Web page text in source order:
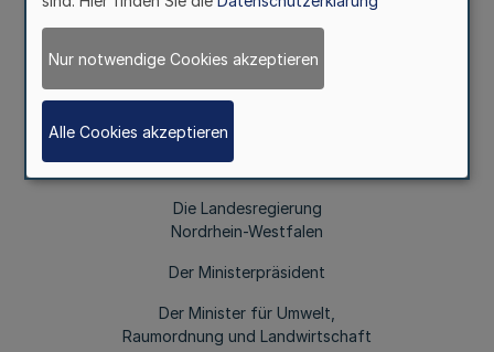
Kraft. Über die Erfahrungen mit dieser Verordnung ist der
Landesregierung bis zum 31. Dezember 2009 zu berichten.
Die Landesregierung
Nordrhein-Westfalen
Der Ministerpräsident
Der Minister für Umwelt,
Raumordnung und Landwirtschaft
Nur notwendige Cookies akzeptieren
Alle Cookies akzeptieren